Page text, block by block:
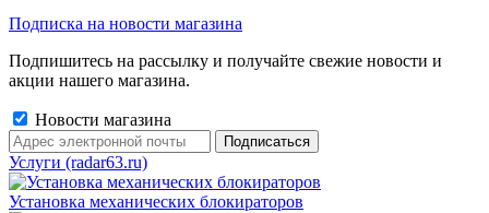
Подписка на новости магазина
Подпишитесь на рассылку и получайте свежие новости и
акции нашего магазина.
Новости магазина
Услуги (radar63.ru)
Установка механических блокираторов